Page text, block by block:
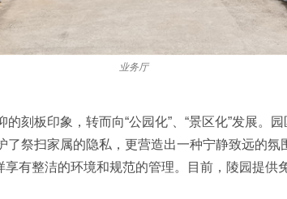
业务厅
刻板印象，转而向“公园化”、“景区化”发展。
了祭扫家属的隐私，更营造出一种宁静致远的氛
有整洁的环境和规范的管理。目前，陵园提供